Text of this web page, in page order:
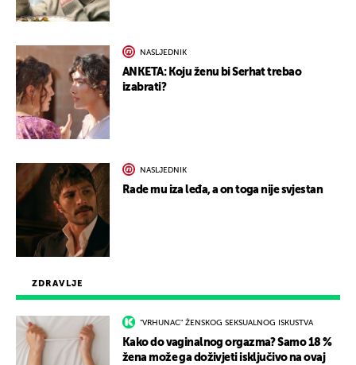
ZDRAVLJE
"VRHUNAC" ŽENSKOG SEKSUALNOG ISKUSTVA
Kako do vaginalnog orgazma? Samo 18 %
žena može ga doživjeti isključivo na ovaj
NASLJEDNIK
ANKETA: Koju ženu bi Serhat trebao
izabrati?
NASLJEDNIK
Rade mu iza leđa, a on toga nije svjestan